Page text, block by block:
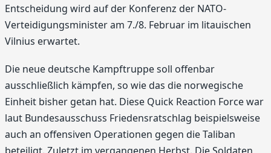
Entscheidung wird auf der Konferenz der NATO-
Verteidigungsminister am 7./8. Februar im litauischen
Vilnius erwartet.
Die neue deutsche Kampftruppe soll offenbar
ausschließlich kämpfen, so wie das die norwegische
Einheit bisher getan hat. Diese Quick Reaction Force war
laut Bundesausschuss Friedensratschlag beispielsweise
auch an offensiven Operationen gegen die Taliban